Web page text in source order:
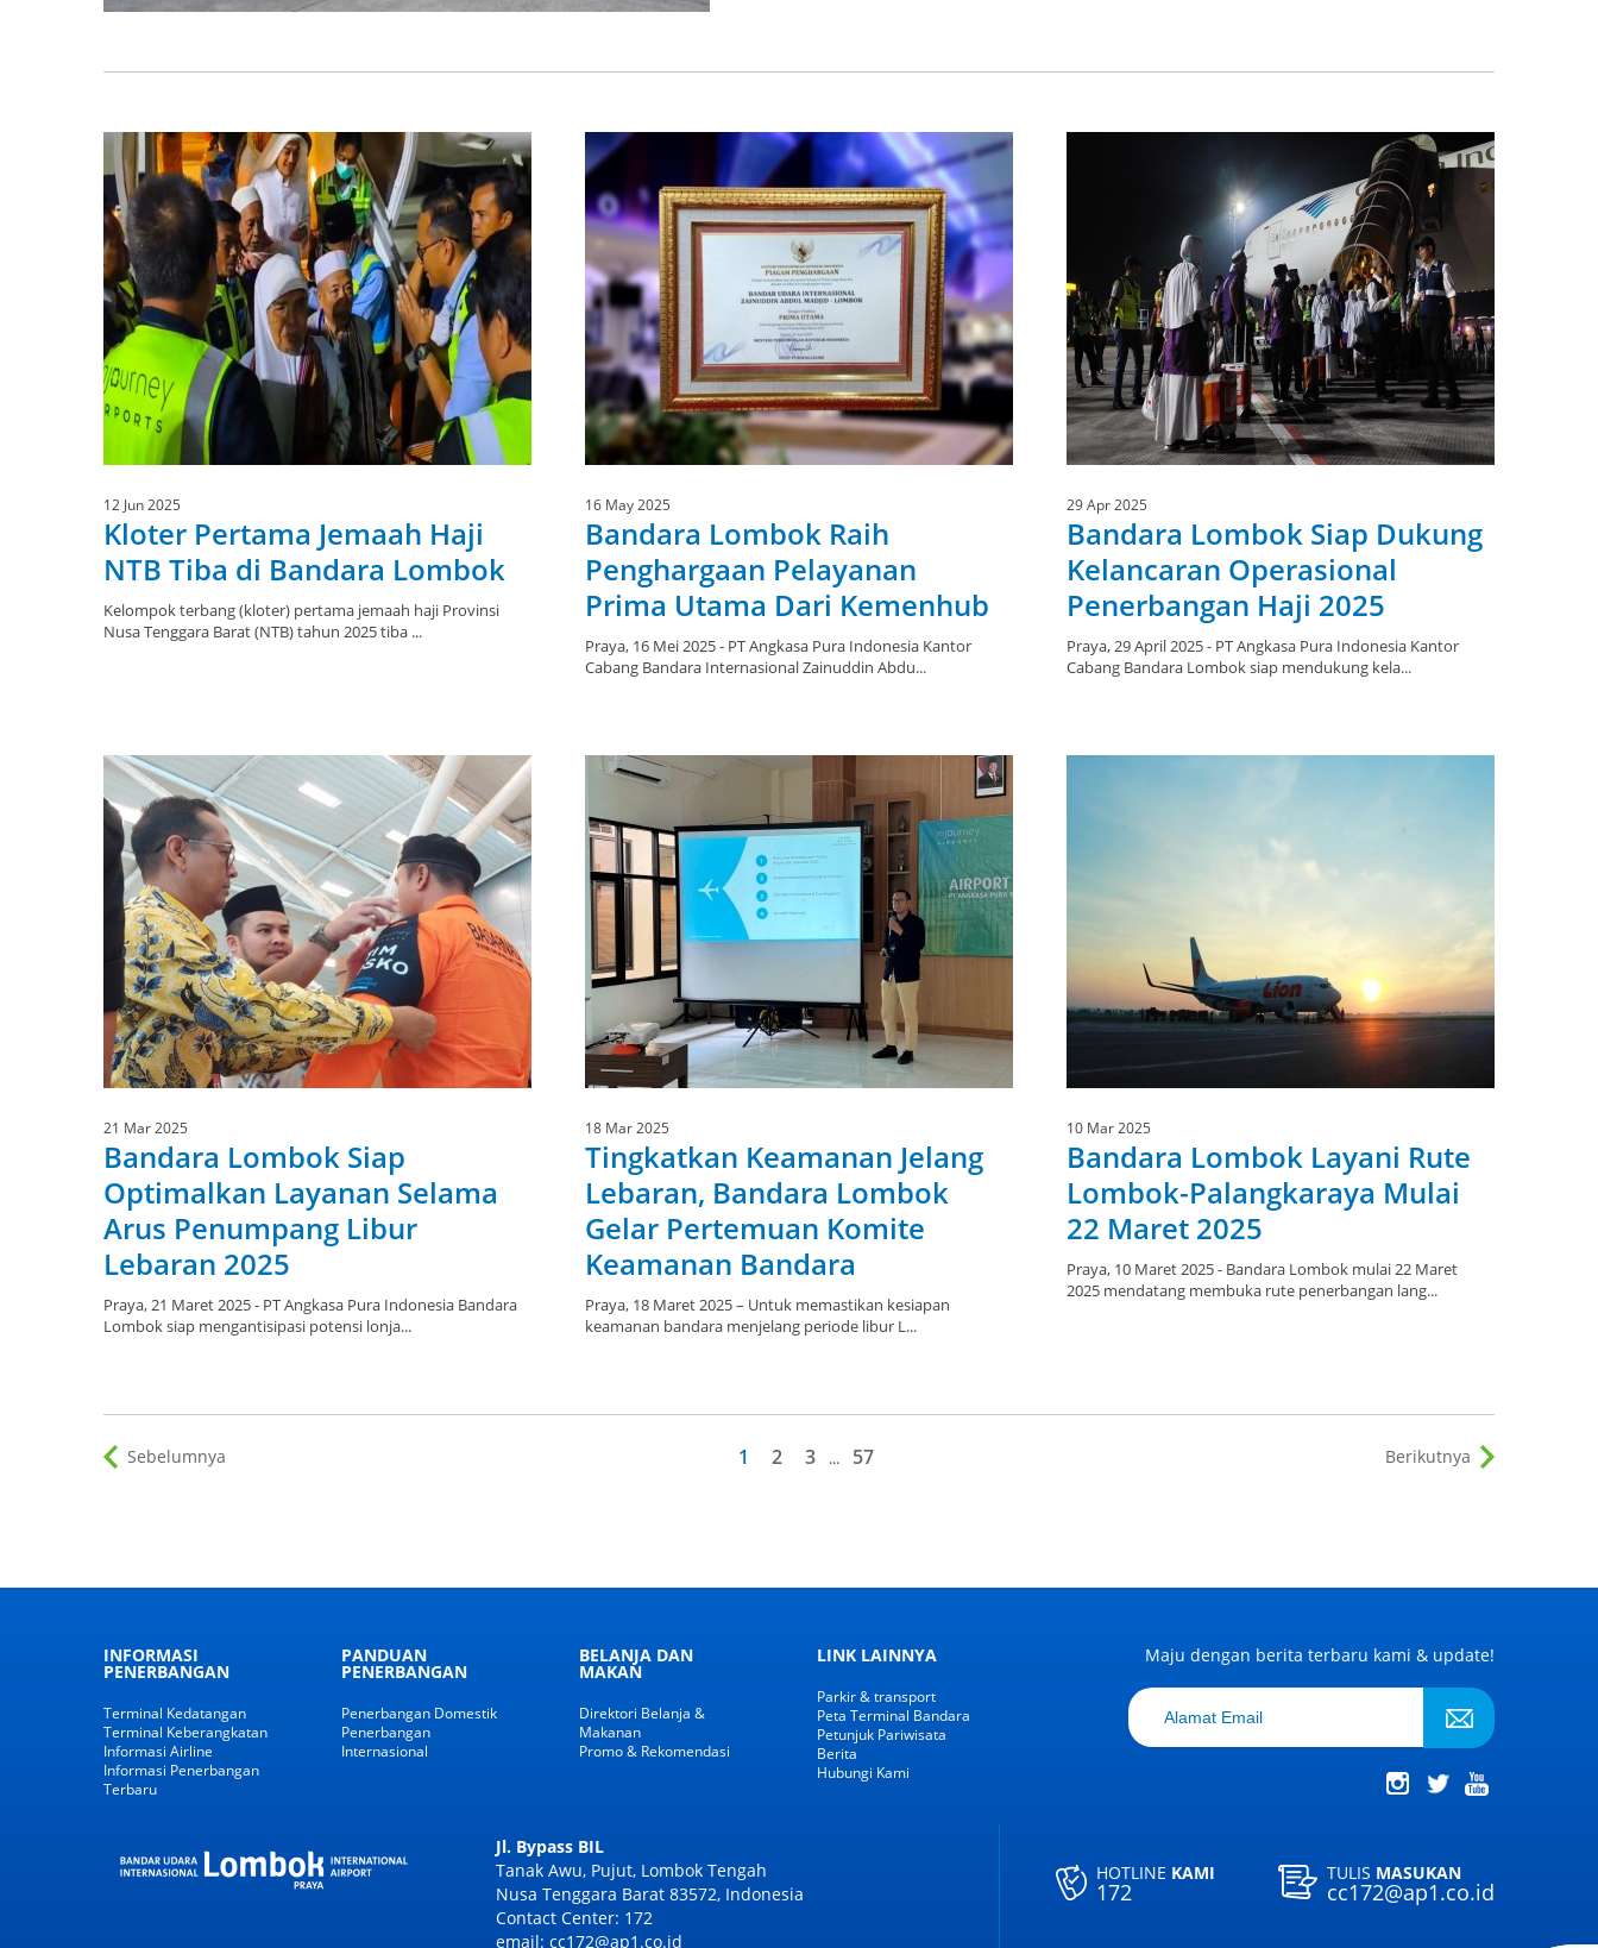
12 Jun 2025
Kloter Pertama Jemaah Haji
NTB Tiba di Bandara Lombok
Kelompok terbang (kloter) pertama jemaah haji Provinsi
Nusa Tenggara Barat (NTB) tahun 2025 tiba ...
16 May 2025
Bandara Lombok Raih
Penghargaan Pelayanan
Prima Utama Dari Kemenhub
Praya, 16 Mei 2025 - PT Angkasa Pura Indonesia Kantor
Cabang Bandara Internasional Zainuddin Abdu...
29 Apr 2025
Bandara Lombok Siap Dukung
Kelancaran Operasional
Penerbangan Haji 2025
Praya, 29 April 2025 - PT Angkasa Pura Indonesia Kantor
Cabang Bandara Lombok siap mendukung kela...
21 Mar 2025
Bandara Lombok Siap
Optimalkan Layanan Selama
Arus Penumpang Libur
Lebaran 2025
Praya, 21 Maret 2025 - PT Angkasa Pura Indonesia Bandara
Lombok siap mengantisipasi potensi lonja...
18 Mar 2025
Tingkatkan Keamanan Jelang
Lebaran, Bandara Lombok
Gelar Pertemuan Komite
Keamanan Bandara
Praya, 18 Maret 2025 – Untuk memastikan kesiapan
keamanan bandara menjelang periode libur L...
10 Mar 2025
Bandara Lombok Layani Rute
Lombok-Palangkaraya Mulai
22 Maret 2025
Praya, 10 Maret 2025 - Bandara Lombok mulai 22 Maret
2025 mendatang membuka rute penerbangan lang...
Sebelumnya 1 2 3 ... 57 Berikutnya
INFORMASI
PENERBANGAN
Terminal Kedatangan
Terminal Keberangkatan
Informasi Airline
Informasi Penerbangan
Terbaru
PANDUAN
PENERBANGAN
Penerbangan Domestik
Penerbangan
Internasional
BELANJA DAN
MAKAN
Direktori Belanja &
Makanan
Promo & Rekomendasi
LINK LAINNYA
Parkir & transport
Peta Terminal Bandara
Petunjuk Pariwisata
Berita
Hubungi Kami
Maju dengan berita terbaru kami & update!
Jl. Bypass BIL
Tanak Awu, Pujut, Lombok Tengah
Nusa Tenggara Barat 83572, Indonesia
Contact Center: 172
email: cc172@ap1.co.id
HOTLINE KAMI
172
TULIS MASUKAN
cc172@ap1.co.id